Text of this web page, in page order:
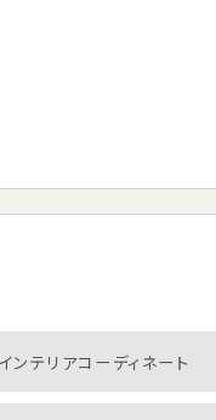
インテリアコーディネート